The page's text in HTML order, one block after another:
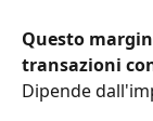
Questo
transazioni
Dipende